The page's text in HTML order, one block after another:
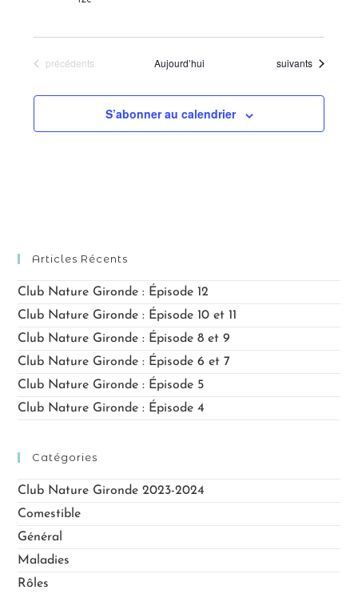
Évènements
précédents Aujourd’hui Évènements
suivants
S’abonner au calendrier
Articles Récents
Club Nature Gironde : Épisode 12
Club Nature Gironde : Épisode 10 et 11
Club Nature Gironde : Épisode 8 et 9
Club Nature Gironde : Épisode 6 et 7
Club Nature Gironde : Épisode 5
Club Nature Gironde : Épisode 4
Catégories
Club Nature Gironde 2023-2024
Comestible
Général
Maladies
Rôles